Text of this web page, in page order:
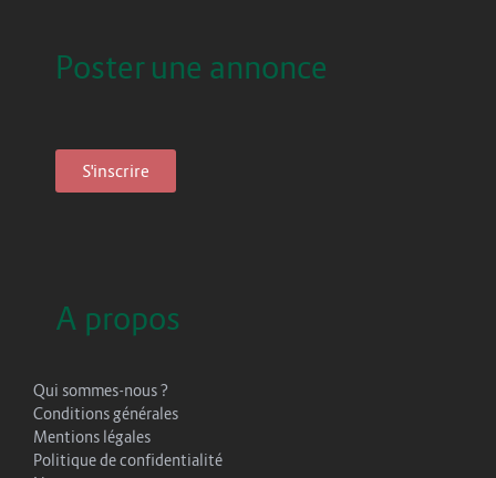
A propos
Qui sommes-nous ?
Conditions générales
Mentions légales
Politique de confidentialité
Poster une annonce
S'inscrire